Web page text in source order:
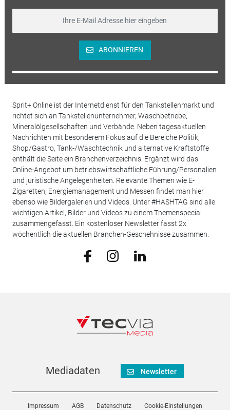
ABONNIEREN
Sprit+ Online ist der Internetdienst für den Tankstellenmarkt und
richtet sich an Tankstellenunternehmer, Waschbetriebe,
Mineralölgesellschaften und Verbände. Neben tagesaktuellen
Nachrichten mit besonderem Fokus auf die Bereiche Politik,
Shop/Gastro, Tank-/Waschtechnik und alternative Kraftstoffe
enthält die Seite ein Branchenverzeichnis. Ergänzt wird das
Online-Angebot um betriebswirtschaftliche Führung/Personalien
und juristische Angelegenheiten. Relevante Themen wie E-
Zigaretten, Energiemanagement und Messen findet man hier
ebenso wie Bildergalerien und Videos. Unter #HASHTAG sind alle
wichtigen Artikel, Bilder und Videos zu einem Themenspecial
zusammengefasst. Ein kostenloser Newsletter fasst 2x
wöchentlich die aktuellen Branchen-Geschehnisse zusammen.
Mediadaten Newsletter
Impressum AGB Datenschutz Cookie-Einstellungen